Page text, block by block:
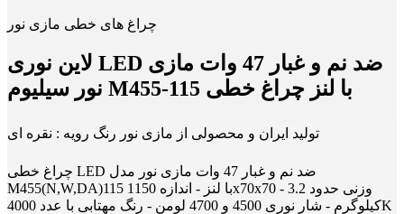
چراغ های خطی مازی نور
لاین نوری LED ضد نم و غبار 47 وات مازی
نور سیلیوم M455-115 با لنز چراغ خطی
تولید ایران و محصولی از مازی نور رنگ رویه : نقره ای
چراغ خطی LED ضد نم و غبار 47 وات مازی نور مدل
M455(N,W,DA)115 با لنز - اندازه 1150x70x70 - وزنی حدود 3.2
کیلوگرم - شار نوری 4500 و 4700 لومن - رنگ مهتابی با عدد 4000K